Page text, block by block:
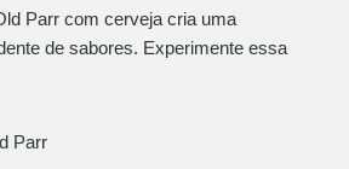
Parr com cerveja cria uma
de sabores. Experimente essa
Parr